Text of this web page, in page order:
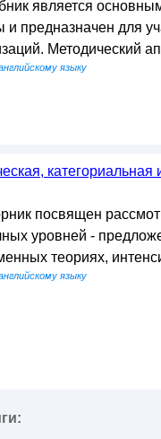
является
предназначен для
Методический
языку
посвящен
уровней -
теориях,
языку